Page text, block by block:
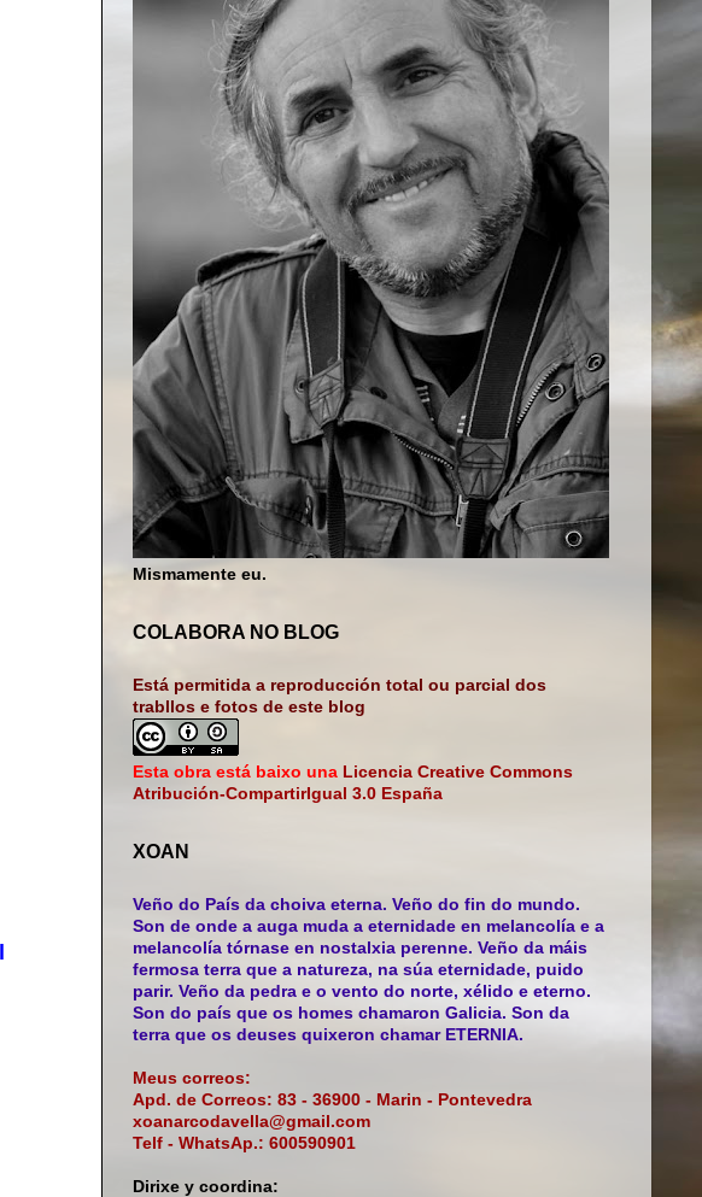
Mismamente eu.
COLABORA NO BLOG
Está permitida a reproducción total ou parcial dos
trabllos e fotos de este blog
Esta obra está baixo una Licencia Creative Commons
Atribución-CompartirIgual 3.0 España
XOAN
Veño do País da choiva eterna. Veño do fin do mundo.
Son de onde a auga muda a eternidade en melancolía e a
melancolía tórnase en nostalxia perenne. Veño da máis
fermosa terra que a natureza, na súa eternidade, puido
parir. Veño da pedra e o vento do norte, xélido e eterno.
Son do país que os homes chamaron Galicia. Son da
terra que os deuses quixeron chamar ETERNIA.
Meus correos:
Apd. de Correos: 83 - 36900 - Marin - Pontevedra
xoanarcodavella@gmail.com
Telf - WhatsAp.: 600590901
Dirixe y coordina: